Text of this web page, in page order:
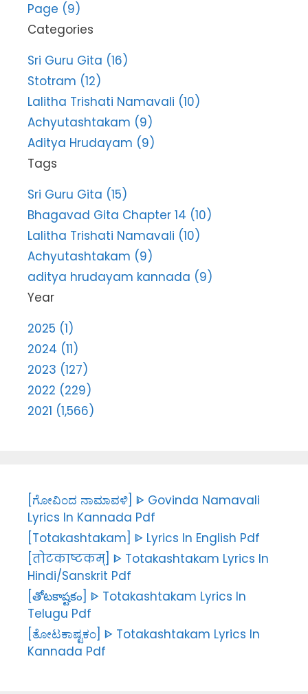
Page (9)
Categories
Sri Guru Gita (16)
Stotram (12)
Lalitha Trishati Namavali (10)
Achyutashtakam (9)
Aditya Hrudayam (9)
Tags
Sri Guru Gita (15)
Bhagavad Gita Chapter 14 (10)
Lalitha Trishati Namavali (10)
Achyutashtakam (9)
aditya hrudayam kannada (9)
Year
2025 (1)
2024 (11)
2023 (127)
2022 (229)
2021 (1,566)
[ಗೋವಿಂದ ನಾಮಾವಳಿ] ᐈ Govinda Namavali
Lyrics In Kannada Pdf
[Totakashtakam] ᐈ Lyrics In English Pdf
[तोटकाष्टकम्] ᐈ Totakashtakam Lyrics In
Hindi/Sanskrit Pdf
[తోటకాష్టకం] ᐈ Totakashtakam Lyrics In
Telugu Pdf
[ತೋಟಕಾಷ್ಟಕಂ] ᐈ Totakashtakam Lyrics In
Kannada Pdf